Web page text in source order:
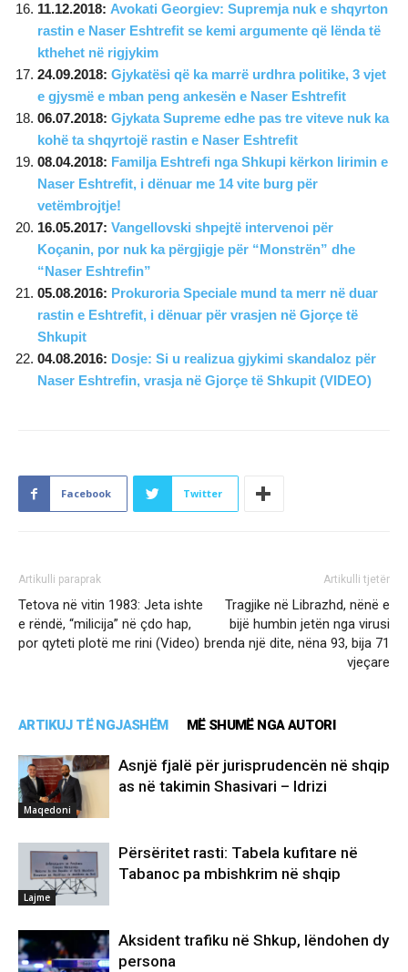
11.12.2018: Avokati Georgiev: Supremja nuk e shqyrton
rastin e Naser Eshtrefit se kemi argumente që lënda të
kthehet në rigjykim
24.09.2018: Gjykatësi që ka marrë urdhra politike, 3 vjet
e gjysmë e mban peng ankesën e Naser Eshtrefit
06.07.2018: Gjykata Supreme edhe pas tre viteve nuk ka
kohë ta shqyrtojë rastin e Naser Eshtrefit
08.04.2018: Familja Eshtrefi nga Shkupi kërkon lirimin e
Naser Eshtrefit, i dënuar me 14 vite burg për
vetëmbrojtje!
16.05.2017: Vangellovski shpejtë intervenoi për
Koçanin, por nuk ka përgjigje për “Monstrën” dhe
“Naser Eshtrefin”
05.08.2016: Prokuroria Speciale mund ta merr në duar
rastin e Eshtrefit, i dënuar për vrasjen në Gjorçe të
Shkupit
04.08.2016: Dosje: Si u realizua gjykimi skandaloz për
Naser Eshtrefin, vrasja në Gjorçe të Shkupit (VIDEO)
Facebook Twitter
Artikulli paraprak
Tetova në vitin 1983: Jeta ishte
e rëndë, “milicija” në çdo hap,
por qyteti plotë me rini (Video)
Artikulli tjetër
Tragjike në Librazhd, nënë e
bijë humbin jetën nga virusi
brenda një dite, nëna 93, bija 71
vjeçare
ARTIKUJ TË NGJASHËM MË SHUMË NGA AUTORI
Maqedoni
Asnjë fjalë për jurisprudencën në shqip
as në takimin Shasivari – Idrizi
Lajme
Përsëritet rasti: Tabela kufitare në
Tabanoc pa mbishkrim në shqip
Aksident trafiku në Shkup, lëndohen dy
persona